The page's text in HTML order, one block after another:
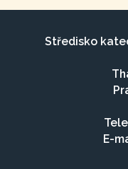
Středisko
E-